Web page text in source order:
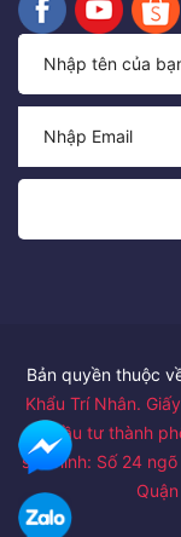
Bản quyền thuộc
Khẩu Trí Nhân.
và Đầu tư thành
sở chính: Số 24